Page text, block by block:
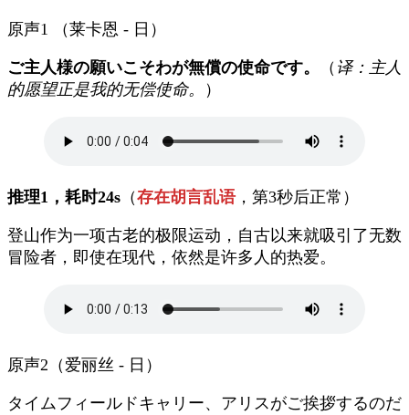
原声1 （莱卡恩 - 日）
ご主人様の願いこそわが無償の使命です。 （ 译：主人
的愿望正是我的无偿使命。
）
推理1，耗时24s （存在胡言乱语，第3秒后正常）
登山作为一项古老的极限运动，自古以来就吸引了无数
冒险者，即使在现代，依然是许多人的热爱。
原声2（爱丽丝 - 日）
タイムフィールドキャリー、アリスがご挨拶するのだ